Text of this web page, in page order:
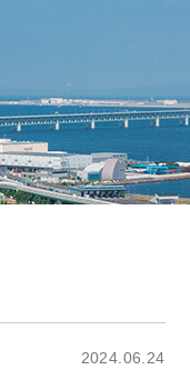
2024.06.24